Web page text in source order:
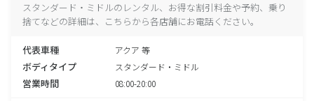
スタンダード・ミドルのレンタル、お得な割引料金や予約、乗り
捨てなどの詳細は、こちらから各店舗にお電話ください。
代表車種 アクア 等
ボディタイプ スタンダード・ミドル
営業時間 08:00-20:00